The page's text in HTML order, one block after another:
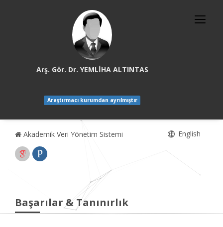
Arş. Gör. Dr. YEMLİHA ALTINTAS
Araştırmacı kurumdan ayrılmıştır
Akademik Veri Yönetim Sistemi English
Başarılar & Tanınırlık